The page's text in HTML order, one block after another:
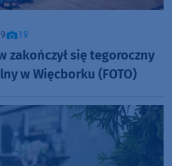
19
zakończył się tegoroczny
w Więcborku (FOTO)